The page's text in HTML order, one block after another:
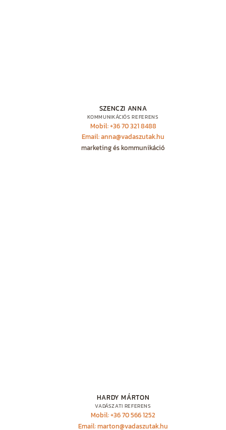
SZENCZI ANNA
KOMMUNIKÁCIÓS REFERENS
Mobil: +36 70 321 8488
Email: anna@vadaszutak.hu
marketing és kommunikáció
HARDY MÁRTON
VADÁSZATI REFERENS
Mobil: +36 70 566 1252
Email: marton@vadaszutak.hu